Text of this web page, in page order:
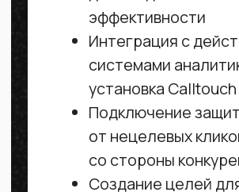
Таргетированная
реклама
Instagram/Facebook
Ведение и настройка таргетированной
Оставить заявку